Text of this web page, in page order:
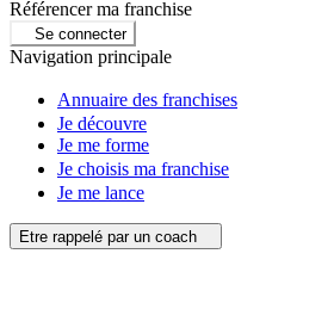
Référencer ma franchise
Se connecter
Navigation principale
Annuaire des franchises
Je découvre
Je me forme
Je choisis ma franchise
Je me lance
Etre rappelé par un coach